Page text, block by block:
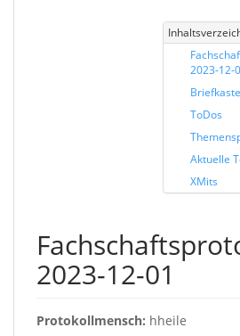
2023-12-
ToDos
Aktuelle
XMits
2023-12-01
Protokollmensch: hheile